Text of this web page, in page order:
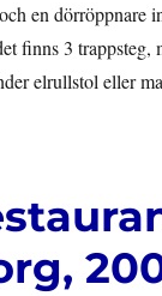
en dörröppnare
finns 3
elrullstol eller